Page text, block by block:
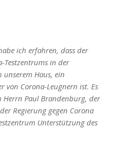
ich erfahren, dass der
Testzentrums in der
unserem Haus, ein
von Corona-Leugnern ist. Es
Paul Brandenburg, der
Regierung gegen Corona
Unterstützung des